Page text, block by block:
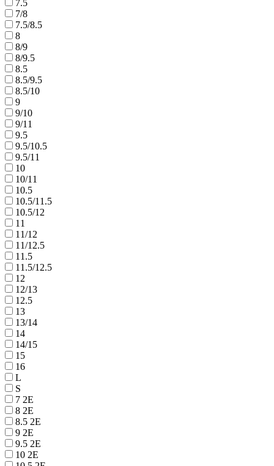
7.5
7/8
7.5/8.5
8
8/9
8/9.5
8.5
8.5/9.5
8.5/10
9
9/10
9/11
9.5
9.5/10.5
9.5/11
10
10/11
10.5
10.5/11.5
10.5/12
11
11/12
11/12.5
11.5
11.5/12.5
12
12/13
12.5
13
13/14
14
14/15
15
16
L
S
7 2E
8 2E
8.5 2E
9 2E
9.5 2E
10 2E